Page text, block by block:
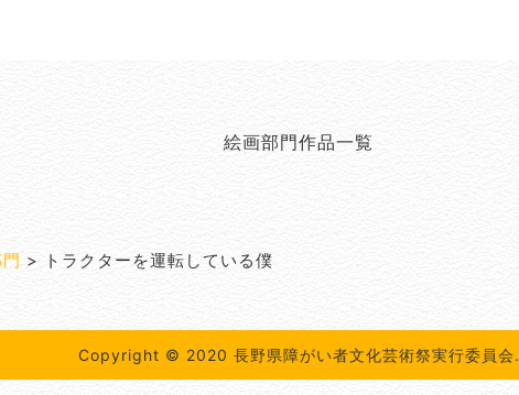
絵画部門作品一覧
> トラクターを運転している僕
Copyright © 2020 長野県障がい者文化芸術祭実行委員会.